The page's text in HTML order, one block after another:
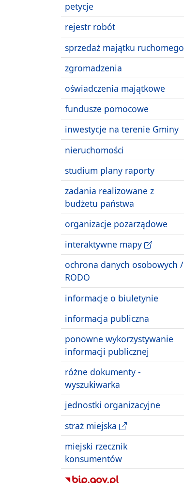
petycje
rejestr robót
sprzedaż majątku ruchomego
zgromadzenia
oświadczenia majątkowe
fundusze pomocowe
inwestycje na terenie Gminy
nieruchomości
studium plany raporty
zadania realizowane z
budżetu państwa
organizacje pozarządowe
interaktywne mapy
ochrona danych osobowych /
RODO
informacje o biuletynie
informacja publiczna
ponowne wykorzystywanie
informacji publicznej
różne dokumenty -
wyszukiwarka
jednostki organizacyjne
straż miejska
miejski rzecznik
konsumentów